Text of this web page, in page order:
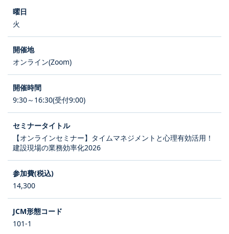
火
オンライン(Zoom)
9:30～16:30(受付9:00)
【オンラインセミナー】タイムマネジメントと心理有効活用！
建設現場の業務効率化2026
14,300
101-1